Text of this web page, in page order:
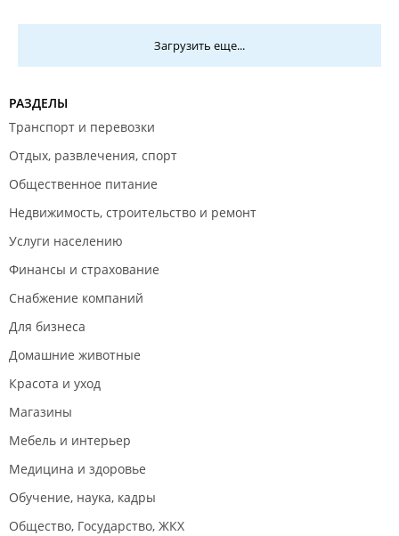
Загрузить еще...
РАЗДЕЛЫ
Транспорт и перевозки
Отдых, развлечения, спорт
Общественное питание
Недвижимость, строительство и ремонт
Услуги населению
Финансы и страхование
Снабжение компаний
Для бизнеса
Домашние животные
Красота и уход
Магазины
Мебель и интерьер
Медицина и здоровье
Обучение, наука, кадры
Общество, Государство, ЖКХ